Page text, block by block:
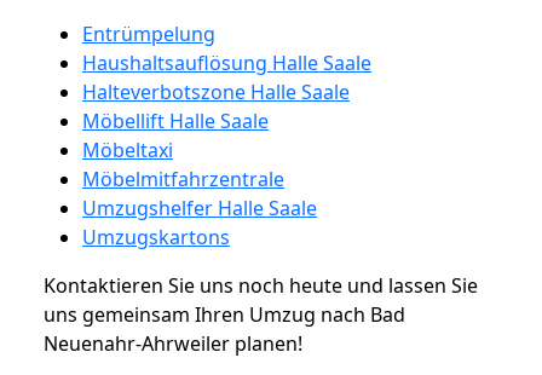
Entrümpelung
Haushaltsauflösung Halle Saale
Halteverbotszone Halle Saale
Möbellift Halle Saale
Möbeltaxi
Möbelmitfahrzentrale
Umzugshelfer Halle Saale
Umzugskartons
Kontaktieren Sie uns noch heute und lassen Sie
uns gemeinsam Ihren Umzug nach Bad
Neuenahr-Ahrweiler planen!